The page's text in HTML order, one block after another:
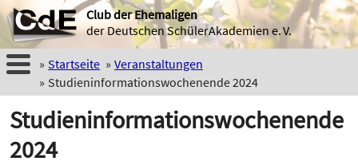
Club der Ehemaligen
der Deutschen SchülerAkademien e. V.
Startseite
Veranstaltungen
Studieninformationswochenende 2024
Studieninformationswochenende
2024